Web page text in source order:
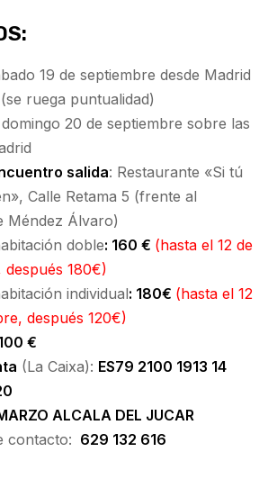
19 de septiembre desde Madrid
ruega puntualidad)
20 de septiembre sobre las
salida: Restaurante «Si tú
Calle Retama 5 (frente al
Méndez Álvaro)
doble: 160 € (hasta el 12 de
después 180€)
individual: 180€ (hasta el 12
después 120€)
€
(La Caixa): ES79 2100 1913 14
ALCALA DEL JUCAR
contacto: 629 132 616